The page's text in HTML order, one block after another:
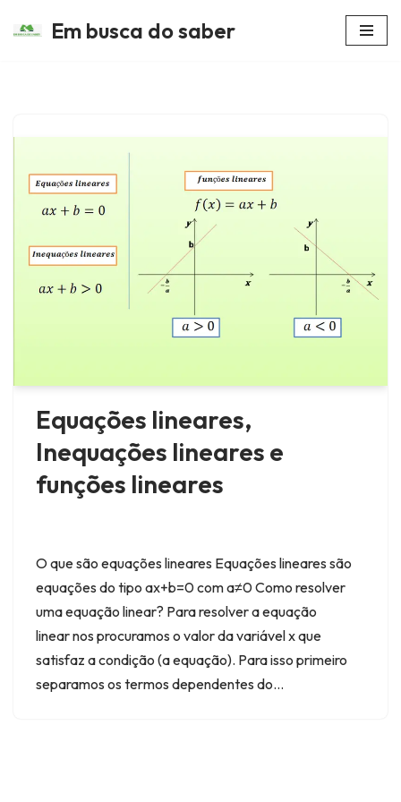
Em busca do saber
Equações lineares,
Inequações lineares e
funções lineares
O que são equações lineares Equações lineares são
equações do tipo ax+b=0 com a≠0 Como resolver
uma equação linear? Para resolver a equação
linear nos procuramos o valor da variável x que
satisfaz a condição (a equação). Para isso primeiro
separamos os termos dependentes do…